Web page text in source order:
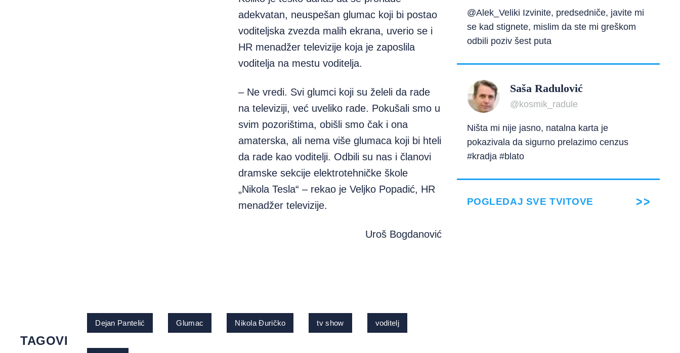
adekvatan, neuspešan glumac koji bi postao
voditeljska zvezda malih ekrana, uverio se i
HR menadžer televizije koja je zaposlila
voditelja na mestu voditelja.
– Ne vredi. Svi glumci koji su želeli da rade
na televiziji, već uveliko rade. Pokušali smo u
svim pozorištima, obišli smo čak i ona
amaterska, ali nema više glumaca koji bi hteli
da rade kao voditelji. Odbili su nas i članovi
dramske sekcije elektrotehničke škole
„Nikola Tesla“ – rekao je Veljko Popadić, HR
menadžer televizije.
Uroš Bogdanović
TAGOVI
Dejan Pantelić Glumac Nikola Đuričko tv show voditelj
@Alek_Veliki Izvinite, predsedniče, javite mi
se kad stignete, mislim da ste mi greškom
odbili poziv šest puta
Saša Radulović
@kosmik_radule
Ništa mi nije jasno, natalna karta je
pokazivala da sigurno prelazimo cenzus
#kradja #blato
POGLEDAJ SVE TVITOVE